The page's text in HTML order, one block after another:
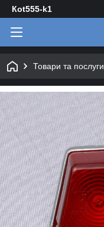
Кot555-k1
Товари та послуги